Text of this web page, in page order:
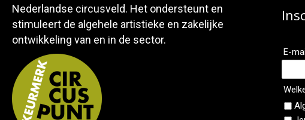
Nederlandse circusveld. Het ondersteunt en
stimuleert de algehele artistieke en zakelijke
ontwikkeling van en in de sector.
E-